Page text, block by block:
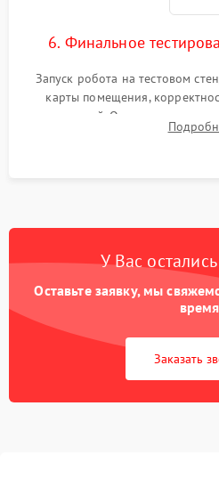
6. Финальное
Запуск робота на тестовом
карты помещения,
препятствий. Оценка силы
Тестирование автоматического
У Вас
Оставьте заявку, мы
время
Заказать